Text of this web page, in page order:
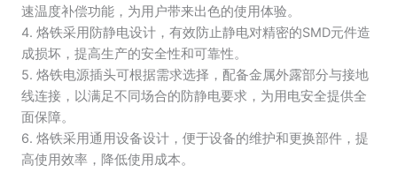
速温度补偿功能，为用户带来出色的使用体验。
4. 烙铁采用防静电设计，有效防止静电对精密的SMD元件造
成损坏，提高生产的安全性和可靠性。
5. 烙铁电源插头可根据需求选择，配备金属外露部分与接地
线连接，以满足不同场合的防静电要求，为用电安全提供全
面保障。
6. 烙铁采用通用设备设计，便于设备的维护和更换部件，提
高使用效率，降低使用成本。